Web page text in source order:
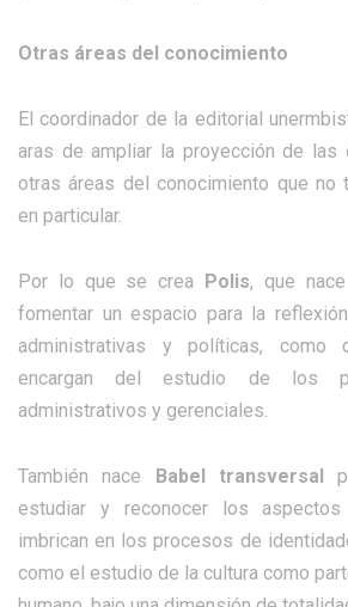
Otras áreas del conocimiento
El coordinador de la editorial
aras de ampliar la proyección de las
otras áreas del conocimiento que no
en particular.
Por lo que se crea Polis, que
fomentar un espacio para la
administrativas y políticas, como
encargan del estudio de los
administrativos y gerenciales.
También nace Babel transversal
estudiar y reconocer los
imbrican en los procesos de
como el estudio de la cultura como